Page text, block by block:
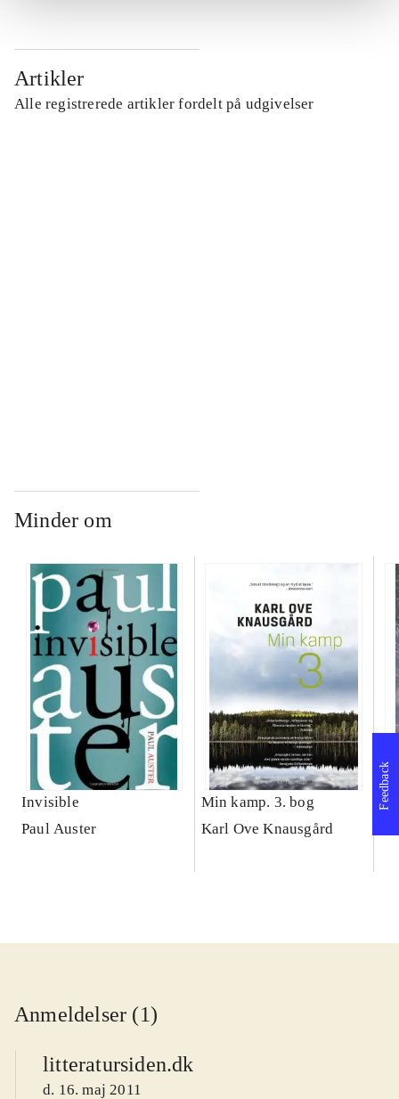
Artikler
Alle registrerede artikler fordelt på udgivelser
Minder om
Invisible
Paul Auster
Min kamp. 3. bog
Karl Ove Knausgård
Anmeldelser (1)
litteratursiden.dk
d. 16. maj 2011
Feedback